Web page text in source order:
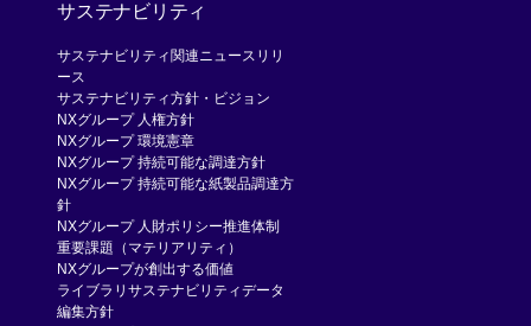
サステナビリティ
サステナビリティ関連ニュースリリ
ース
サステナビリティ方針・ビジョン
NXグループ 人権方針
NXグループ 環境憲章
NXグループ 持続可能な調達方針
NXグループ 持続可能な紙製品調達方
針
NXグループ 人財ポリシー推進体制
重要課題（マテリアリティ）
NXグループが創出する価値
ライブラリ サステナビリティデータ
編集方針